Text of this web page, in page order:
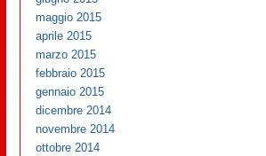
maggio 2015
aprile 2015
marzo 2015
febbraio 2015
gennaio 2015
dicembre 2014
novembre 2014
ottobre 2014